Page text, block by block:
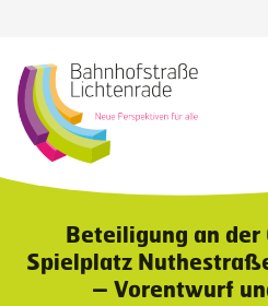
Beteiligung an der
Spielplatz
– Vorentwurf